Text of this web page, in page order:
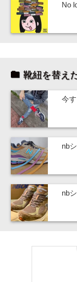
No
靴紐を替え
今
nb
nb